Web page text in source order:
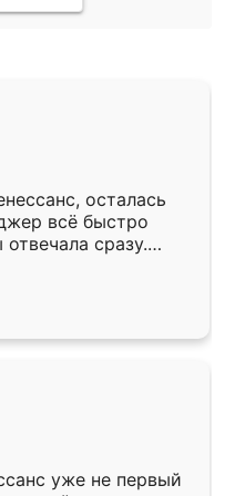
осталась
всё быстро
сразу.
подошёл к
Собрали
аккуратно, даже
уже не первый